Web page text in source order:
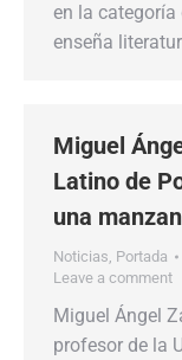
en la categoría
enseña
Miguel
Latino de
una
Noticias, Portada
Leave a comment
Miguel Ángel
profesor de la